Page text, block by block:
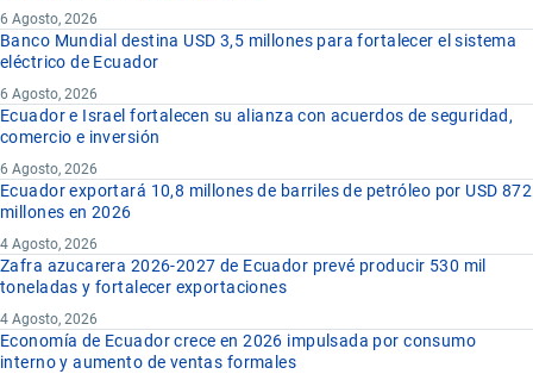
6 Agosto, 2026
Banco Mundial destina USD 3,5 millones para fortalecer el sistema
eléctrico de Ecuador
6 Agosto, 2026
Ecuador e Israel fortalecen su alianza con acuerdos de seguridad,
comercio e inversión
6 Agosto, 2026
Ecuador exportará 10,8 millones de barriles de petróleo por USD 872
millones en 2026
4 Agosto, 2026
Zafra azucarera 2026-2027 de Ecuador prevé producir 530 mil
toneladas y fortalecer exportaciones
4 Agosto, 2026
Economía de Ecuador crece en 2026 impulsada por consumo
interno y aumento de ventas formales